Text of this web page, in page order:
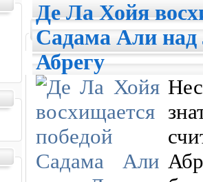
Де Ла Хойя
Садама Али
Абрегу